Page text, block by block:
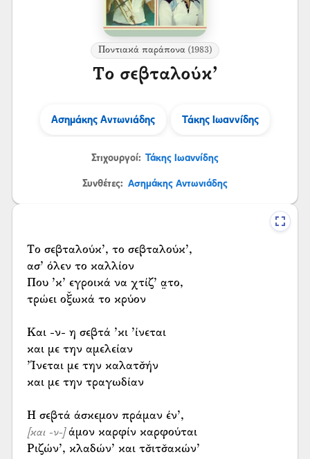
Ποντιακά παράπονα(1983)
Το σεβταλούκ’
Ασημάκης Αντωνιάδης Τάκης Ιωαννίδης
Στιχουργοί: Τάκης Ιωαννίδης
Συνθέτες: Ασημάκης Αντωνιάδης
Το σεβταλούκ’, το σεβταλούκ’,
ασ’ όλεν το καλλίον
Που ’κ’ εγροικά να χτίζ’ α̤το,
τρώει οξ̌ωκά το κρύον
Και -ν- η σεβτά ’κι ’ίνεται
και με την αμελείαν
’Ίνεται με την καλατσ̌ήν
και με την τραγωδίαν
[και -ν-]άμον καρφίν καρφούται
Ριζών’, κλαδών’ και τσ̌ιτσ̌ακών’